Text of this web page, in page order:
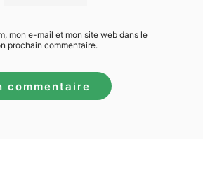
mon e-mail et mon site web dans le
prochain commentaire.